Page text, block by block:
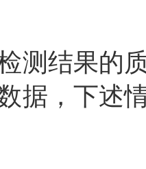
测结果的
据，下述